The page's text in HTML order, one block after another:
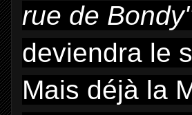
rue de
deviendra le
Mais déjà la